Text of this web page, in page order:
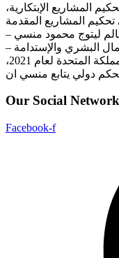
المشاريع الإبتكارية،
المشاريع المقدمة
ليتوج محمود منسي –
البشري والإستدامة –
بجائزة تحكيم مسابقة “بريلينس” بالمملكة المتحدة لعام 2021،
Our Social
Facebook-f